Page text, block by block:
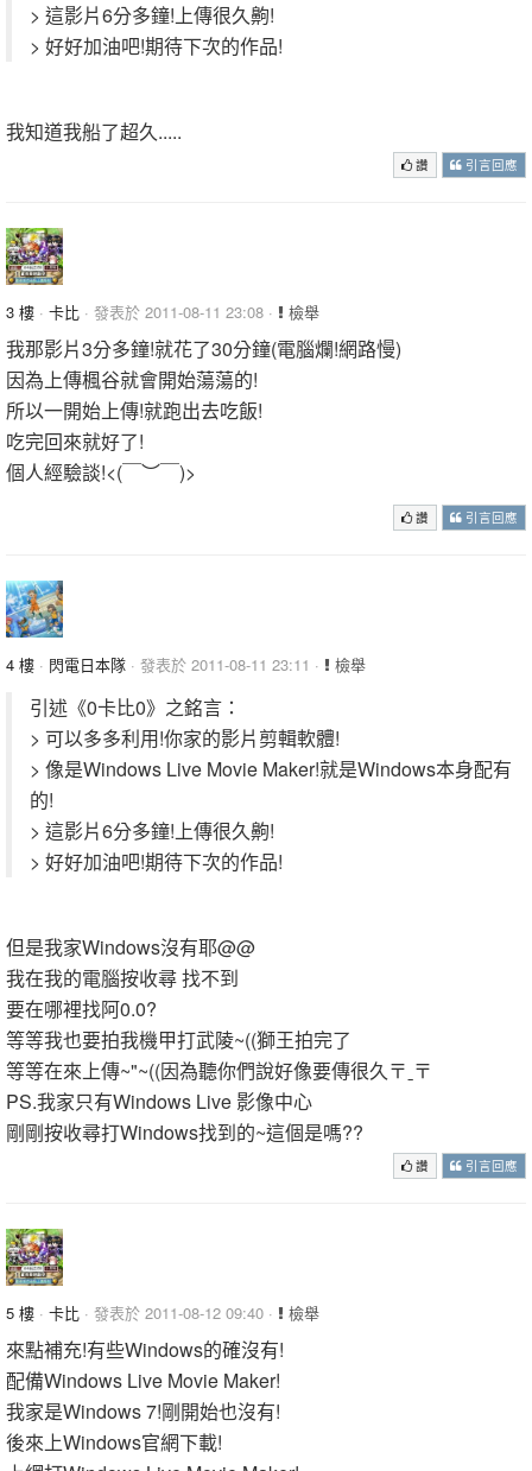
> 這影片6分多鐘!上傳很久齁!
> 好好加油吧!期待下次的作品!
我知道我船了超久.....
讚 引言回應
3 樓 · 卡比 · 發表於 2011-08-11 23:08 · 檢舉
我那影片3分多鐘!就花了30分鐘(電腦爛!網路慢)
因為上傳楓谷就會開始蕩蕩的!
所以一開始上傳!就跑出去吃飯!
吃完回來就好了!
個人經驗談!<(￣︶￣)>
讚 引言回應
4 樓 · 閃電日本隊 · 發表於 2011-08-11 23:11 · 檢舉
引述《0卡比0》之銘言：
> 可以多多利用!你家的影片剪輯軟體!
> 像是Windows Live Movie Maker!就是Windows本身配有
的!
> 這影片6分多鐘!上傳很久齁!
> 好好加油吧!期待下次的作品!
但是我家Windows沒有耶@@
我在我的電腦按收尋 找不到
要在哪裡找阿0.0?
等等我也要拍我機甲打武陵~((獅王拍完了
等等在來上傳~"~((因為聽你們說好像要傳很久〒ˍ〒
PS.我家只有Windows Live 影像中心
剛剛按收尋打Windows找到的~這個是嗎??
讚 引言回應
5 樓 · 卡比 · 發表於 2011-08-12 09:40 · 檢舉
來點補充!有些Windows的確沒有!
配備Windows Live Movie Maker!
我家是Windows 7!剛開始也沒有!
後來上Windows官網下載!